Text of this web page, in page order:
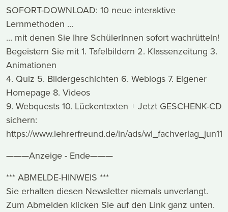
SOFORT-DOWNLOAD: 10 neue interaktive
Lernmethoden ...
... mit denen Sie Ihre SchülerInnen sofort wachrütteln!
Begeistern Sie mit 1. Tafelbildern 2. Klassenzeitung 3.
Animationen
4. Quiz 5. Bildergeschichten 6. Weblogs 7. Eigener
Homepage 8. Videos
9. Webquests 10. Lückentexten + Jetzt GESCHENK-CD
sichern:
https://www.lehrerfreund.de/in/ads/wl_fachverlag_jun11
———Anzeige - Ende———
*** ABMELDE-HINWEIS ***
Sie erhalten diesen Newsletter niemals unverlangt.
Zum Abmelden klicken Sie auf den Link ganz unten.